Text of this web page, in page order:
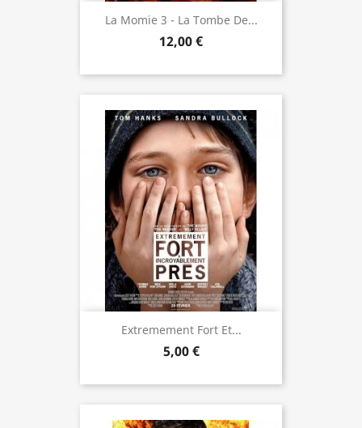
La Momie 3 - La Tombe De...
12,00 €
Extremement Fort Et...
5,00 €